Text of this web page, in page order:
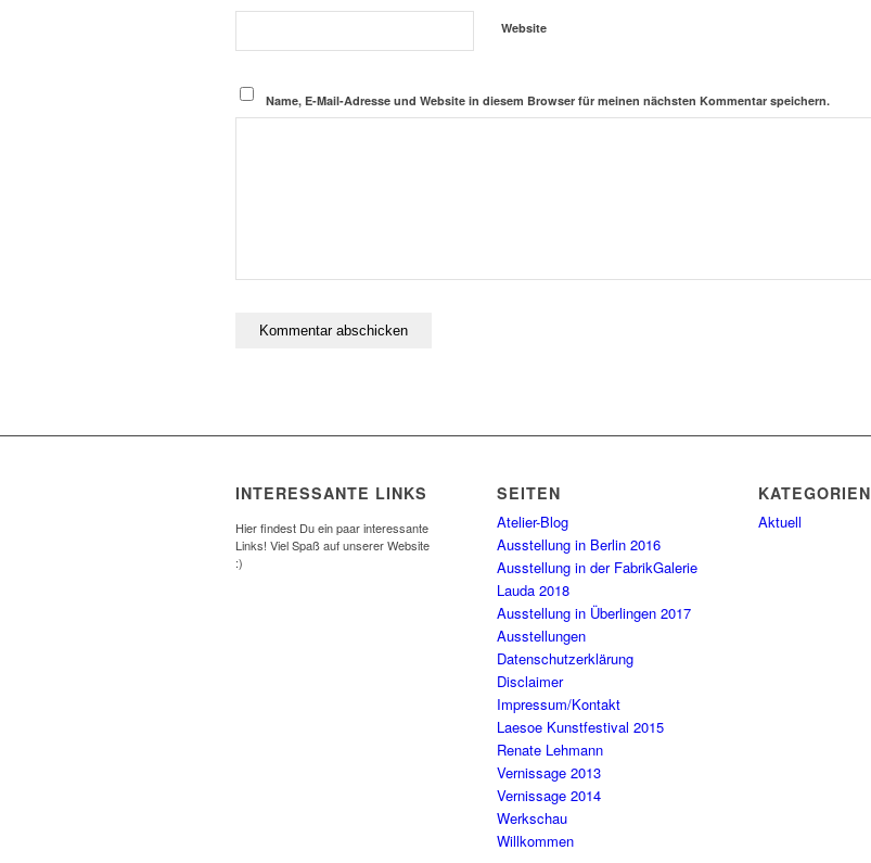
Website
Name, E-Mail-Adresse und Website in diesem Browser für meinen nächsten Kommentar speichern.
INTERESSANTE LINKS
Hier findest Du ein paar interessante
Links! Viel Spaß auf unserer Website
:)
SEITEN
Atelier-Blog
Ausstellung in Berlin 2016
Ausstellung in der FabrikGalerie
Lauda 2018
Ausstellung in Überlingen 2017
Ausstellungen
Datenschutzerklärung
Disclaimer
Impressum/Kontakt
Laesoe Kunstfestival 2015
Renate Lehmann
Vernissage 2013
Vernissage 2014
Werkschau
Willkommen
KATEGORIEN
Aktuell